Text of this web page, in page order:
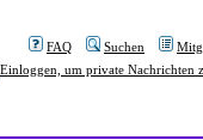
FAQ Suchen